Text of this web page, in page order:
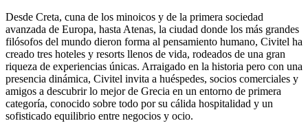
Desde Creta, cuna de los minoicos y de la primera sociedad
avanzada de Europa, hasta Atenas, la ciudad donde los más grandes
filósofos del mundo dieron forma al pensamiento humano, Civitel ha
creado tres hoteles y resorts llenos de vida, rodeados de una gran
riqueza de experiencias únicas. Arraigado en la historia pero con una
presencia dinámica, Civitel invita a huéspedes, socios comerciales y
amigos a descubrir lo mejor de Grecia en un entorno de primera
categoría, conocido sobre todo por su cálida hospitalidad y un
sofisticado equilibrio entre negocios y ocio.